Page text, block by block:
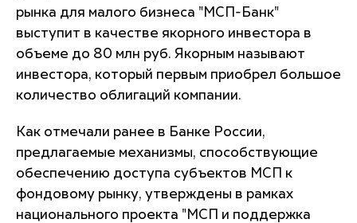
рынка для малого бизнеса "МСП-Банк"
выступит в качестве якорного инвестора в
объеме до 80 млн руб. Якорным называют
инвестора, который первым приобрел большое
количество облигаций компании.
Как отмечали ранее в Банке России,
предлагаемые механизмы, способствующие
обеспечению доступа субъектов МСП к
фондовому рынку, утверждены в рамках
национального проекта "МСП и поддержка